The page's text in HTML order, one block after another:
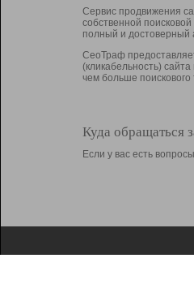
Сервис продвижения
собственной
полный и достоверный
СеоТраф
(кликабельность)
чем больше
Куда обращаться
Если у вас есть